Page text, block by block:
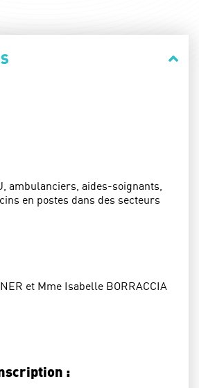
ambulanciers, aides-soignants,
en postes dans des secteurs
et Mme Isabelle BORRACCIA
: